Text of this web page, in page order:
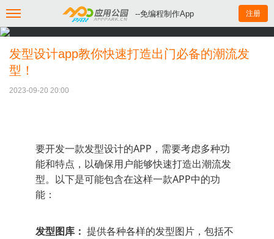
--免编程制作App 注册
发型设计app教你快速打造出门必备的潮流发
型！
2023-09-20 20:00
要开发一款发型设计的APP，需要考虑多种功
能和特点，以确保用户能够快速打造出潮流发
型。以下是可能包含在这样一款APP中的功
能：
发型图库： 提供各种各样的发型图片，包括不